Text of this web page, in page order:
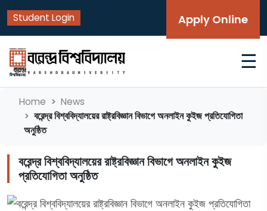
Student Login Apply Online
☰
Home News
বরেন্দ্র বিশ্ববিদ্যালয়ের রাষ্ট্রবিজ্ঞান বিভাগে অনলাইন কুইজ প্রতিযোগিতা
অনুষ্ঠিত
বরেন্দ্র বিশ্ববিদ্যালয়ের রাষ্ট্রবিজ্ঞান বিভাগে অনলাইন কুইজ
প্রতিযোগিতা অনুষ্ঠিত